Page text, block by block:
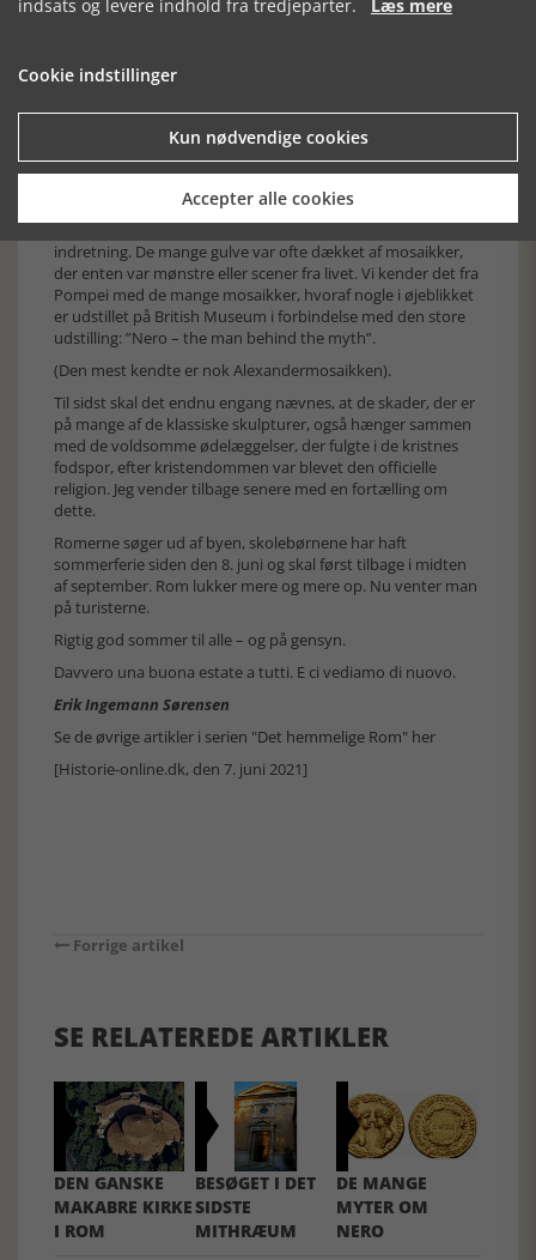
understreger, hvor stor pris den romerske overklasse satte
på kunsten. Men også på det luksuriøse i boligens
indretning. De mange gulve var ofte dækket af mosaikker,
der enten var mønstre eller scener fra livet. Vi kender det fra
Pompei med de mange mosaikker, hvoraf nogle i øjeblikket
er udstillet på British Museum i forbindelse med den store
udstilling: ”Nero – the man behind the myth”.
(Den mest kendte er nok Alexandermosaikken).
Til sidst skal det endnu engang nævnes, at de skader, der er
på mange af de klassiske skulpturer, også hænger sammen
med de voldsomme ødelæggelser, der fulgte i de kristnes
fodspor, efter kristendommen var blevet den officielle
religion. Jeg vender tilbage senere med en fortælling om
dette.
Romerne søger ud af byen, skolebørnene har haft
sommerferie siden den 8. juni og skal først tilbage i midten
af september. Rom lukker mere og mere op. Nu venter man
på turisterne.
Rigtig god sommer til alle – og på gensyn.
Davvero una buona estate a tutti. E ci vediamo di nuovo.
Erik Ingemann Sørensen
Se de øvrige artikler i serien "Det hemmelige Rom" her
[Historie-online.dk, den 7. juni 2021]
Forrige artikel
SE RELATEREDE ARTIKLER
DEN GANSKE
MAKABRE KIRKE
I ROM
BESØGET I DET
SIDSTE
MITHRÆUM
DE MANGE
MYTER OM
NERO
indsats og levere indhold fra tredjeparter. Læs mere
Cookie indstillinger
Kun nødvendige cookies
Accepter alle cookies